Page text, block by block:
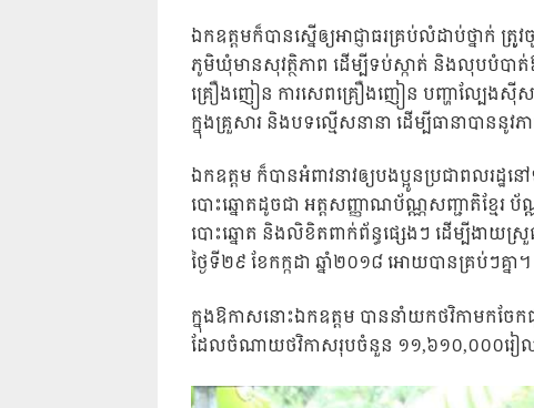
ឯកឧត្តមក៏បានស្នើឲ្យអាជ្ញាធរគ្រប់លំដាប់ថ្នាក់
ភូមិឃុំមានសុវត្ថិភាព ដើម្បីទប់ស្កាត់ និងលុបបំបា
គ្រឿងញៀន ការសេពគ្រឿងញៀន បញ្ហាល្បែងស៊ីស
ក្នុងគ្រួសារ និងបទល្មើសនានា ដើម្បីធានាបាននូ
ឯកឧត្តម ក៏បានអំពាវនាវឲ្យបងប្អូនប្រជាពលរដ្
បោះឆ្នោតដូចជា អត្តសញ្ញាណប័ណ្ណសញ្ជាតិខ្មែរ
បោះឆ្នោត និងលិខិតពាក់ព័ន្ធផ្សេងៗ ដើម្បីងាយ
ថ្ងៃទី២៩ ខែកក្កដា ឆ្នាំ២០១៨ អោយបានគ្រប់ៗគ្នា។
ក្នុងឱកាសនោះឯកឧត្តម​ បាននាំយកថវិកាមកចែ
ដែលចំណាយថវិកាសរុបចំនួន​ ១១,៦១០,០០០​រៀ